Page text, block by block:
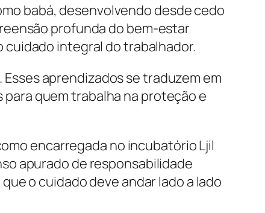
babá, desenvolvendo desde cedo
profunda do bem-estar
integral do trabalhador.
aprendizados se traduzem em
quem trabalha na proteção e
encarregada no incubatório Ljil
apurado de responsabilidade
o cuidado deve andar lado a lado